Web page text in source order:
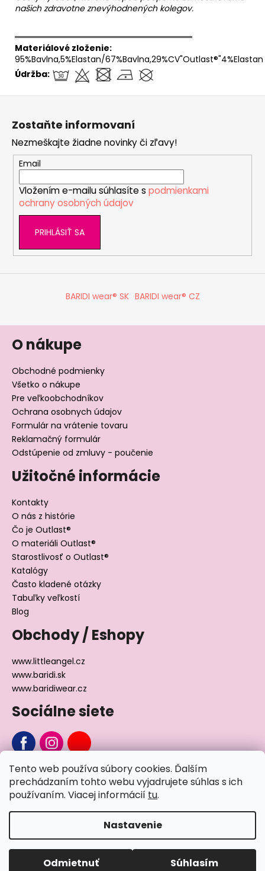
Tento web používa súbory cookies. Ďalším
prechádzaním tohto webu vyjadrujete súhlas s ich
používaním. Viacej informácií tu.
Nastavenie
Odmietnuť Súhlasím
našich zdravotne znevýhodnených kolegov.
══════════════════════════════
Materiálové zloženie:
95%Bavlna,5%Elastan/67%Bavlna,29%CV"Outlast®"4%Elastan
Údržba:
Zostaňte informovaní
Nezmeškajte žiadne novinky či zľavy!
Email
Vložením e-mailu súhlasíte s podmienkami
ochrany osobných údajov
PRIHLÁSIŤ SA
BARIDI wear® SK BARIDI wear® CZ
O nákupe
Obchodné podmienky
Všetko o nákupe
Pre veľkoobchodníkov
Ochrana osobnych údajov
Formulár na vrátenie tovaru
Reklamačný formulár
Odstúpenie od zmluvy - poučenie
Užitočné informácie
Kontakty
O nás z histórie
Čo je Outlast®
O materiáli Outlast®
Starostlivosť o Outlast®
Katalógy
Často kladené otázky
Tabuľky veľkostí
Blog
Obchody / Eshopy
www.littleangel.cz
www.baridi.sk
www.baridiwear.cz
Sociálne siete
Chcete sa nás na niečo opýtať?
Vytvoril Shoptet
Copyright 2026Little Angel® . Všetky práva vyhradené.